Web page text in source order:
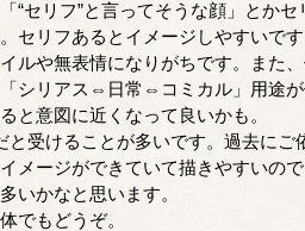
“セリフ”と言ってそうな顔」とかセ
セリフあるとイメージしやすいで
ルや無表情になりがちです。また
シリアス⇔日常⇔コミカル」用途
と意図に近くなって良いかも。
と受けることが多いです。過去にご
メージができていて描きやすいので
いかなと思います。
でもどうぞ。